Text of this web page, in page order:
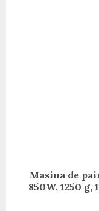
Next
Masina de
850W, 1250